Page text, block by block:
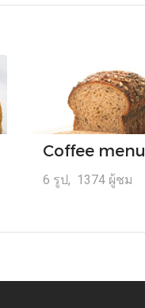
Coffee menu
6 รูป, 1374 ผู้ชม